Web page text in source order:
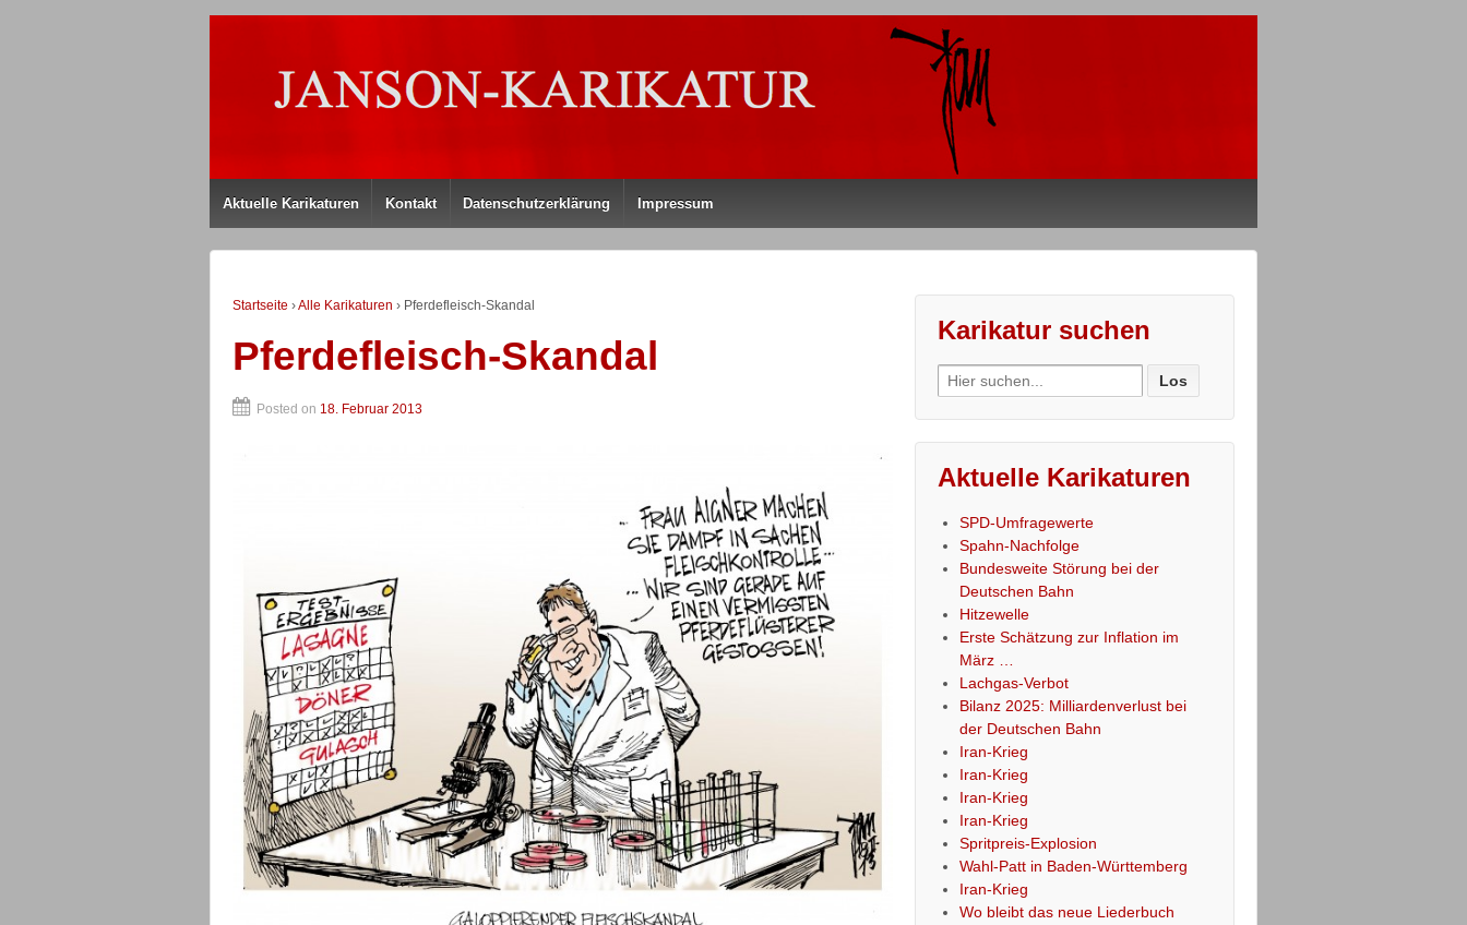
Aktuelle Karikaturen Kontakt Datenschutzerklärung Impressum
Startseite ›Alle Karikaturen › Pferdefleisch-Skandal
Pferdefleisch-Skandal
Posted on 18. Februar 2013
Karikatur suchen
Search
for:
Aktuelle Karikaturen
SPD-Umfragewerte
Spahn-Nachfolge
Bundesweite Störung bei der
Deutschen Bahn
Hitzewelle
Erste Schätzung zur Inflation im
März …
Lachgas-Verbot
Bilanz 2025: Milliardenverlust bei
der Deutschen Bahn
Iran-Krieg
Iran-Krieg
Iran-Krieg
Iran-Krieg
Spritpreis-Explosion
Wahl-Patt in Baden-Württemberg
Iran-Krieg
Wo bleibt das neue Liederbuch